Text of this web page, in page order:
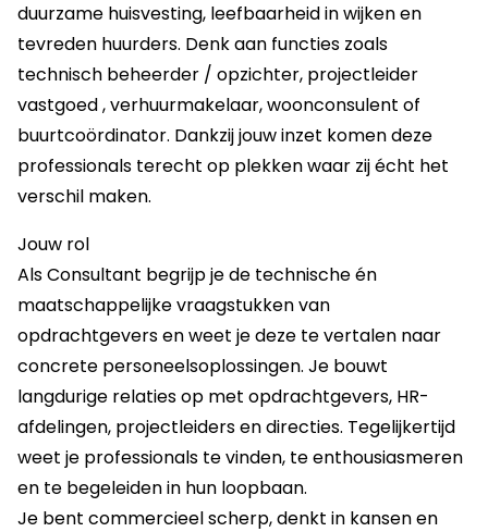
duurzame huisvesting, leefbaarheid in wijken en
tevreden huurders. Denk aan functies zoals
technisch beheerder / opzichter, projectleider
vastgoed , verhuurmakelaar, woonconsulent of
buurtcoördinator. Dankzij jouw inzet komen deze
professionals terecht op plekken waar zij écht het
verschil maken.
Jouw rol
Als Consultant begrijp je de technische én
maatschappelijke vraagstukken van
opdrachtgevers en weet je deze te vertalen naar
concrete personeelsoplossingen. Je bouwt
langdurige relaties op met opdrachtgevers, HR-
afdelingen, projectleiders en directies. Tegelijkertijd
weet je professionals te vinden, te enthousiasmeren
en te begeleiden in hun loopbaan.
Je bent commercieel scherp, denkt in kansen en